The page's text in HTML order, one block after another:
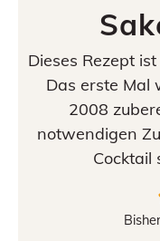
Dieses Rezept
Das erste Mal
2008
notwendigen
Cocktail